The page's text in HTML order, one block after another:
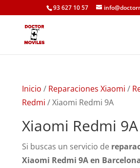
93 627 10 57
Inicio / Reparaciones Xiaomi /
Redmi / Xiaomi Redmi 9A
Xiaomi Redmi 9A
Si buscas un servicio de
Xiaomi Redmi 9A en